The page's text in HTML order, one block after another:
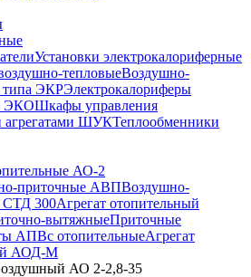
Установки электрокалориферные
тепловыеВоздушно-
типа ЭКРЭлектрокалориферы
ЭКОШкафы управления
агрегатами ШУКТеплообменники
АО-2
приточные АВПВоздушно-
СТД 300Агрегат отопительный
вытяжныеПриточные
АПВс отопительныеАгрегат
АОД-М
АО 2-2,8-35